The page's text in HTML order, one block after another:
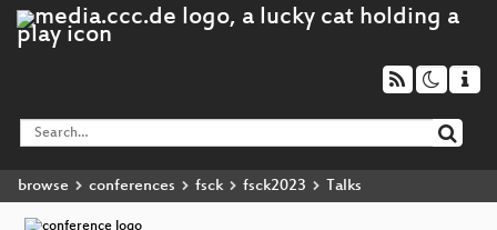
browse conferences fsck fsck2023 Talks